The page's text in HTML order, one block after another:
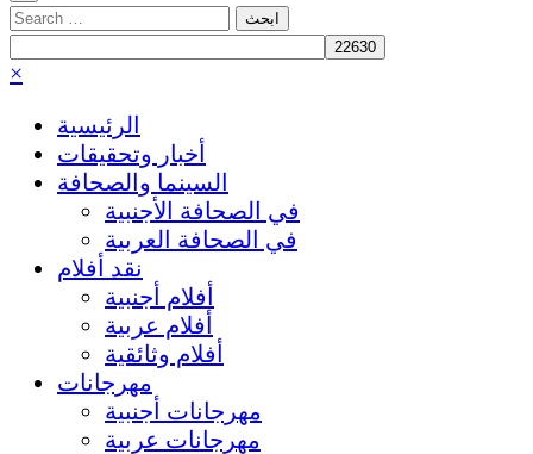
Search
for:
×
الرئيسية
أخبار وتحقيقات
السينما والصحافة
في الصحافة الأجنبية
في الصحافة العربية
نقد أفلام
أفلام أجنبية
أفلام عربية
أفلام وثائقية
مهرجانات
مهرجانات أجنبية
مهرجانات عربية